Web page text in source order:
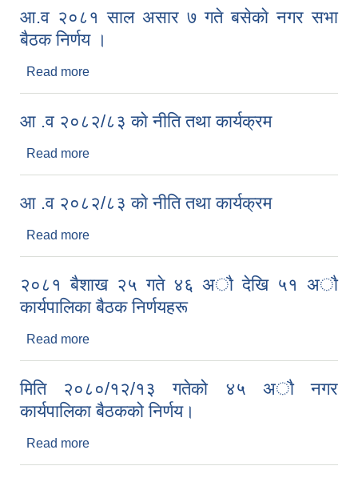
आ.व २०८१ साल असार ७ गते बसेकाे नगर सभा
बैठक निर्णय ।
Read more
आ .व २०८२/८३ काे नीति तथा कार्यक्रम
Read more
आ .व २०८२/८३ काे नीति तथा कार्यक्रम
Read more
२०८१ बैशाख २५ गते ४६ अाै देखि ५१ अाै
कार्यपालिका बैठक निर्णयहरू
Read more
मिति २०८०/१२/१३ गतेको ४५ अाै नगर
कार्यपालिका बैठकको निर्णय।
Read more